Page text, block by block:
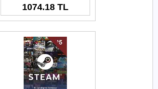
1074.18 TL